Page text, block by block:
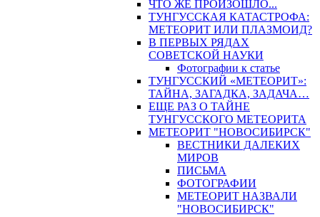
ЧТО ЖЕ ПРОИЗОШЛО...
ТУНГУССКАЯ КАТАСТРОФА:
МЕТЕОРИТ ИЛИ ПЛАЗМОИД?
В ПЕРВЫХ РЯДАХ
СОВЕТСКОЙ НАУКИ
Фотографии к статье
ТУНГУССКИЙ «МЕТЕОРИТ»:
ТАЙНА, ЗАГАДКА, ЗАДАЧА…
ЕЩЕ РАЗ О ТАЙНЕ
ТУНГУССКОГО МЕТЕОРИТА
МЕТЕОРИТ "НОВОСИБИРСК"
ВЕСТНИКИ ДАЛЕКИХ
МИРОВ
ПИСЬМА
ФОТОГРАФИИ
МЕТЕОРИТ НАЗВАЛИ
"НОВОСИБИРСК"